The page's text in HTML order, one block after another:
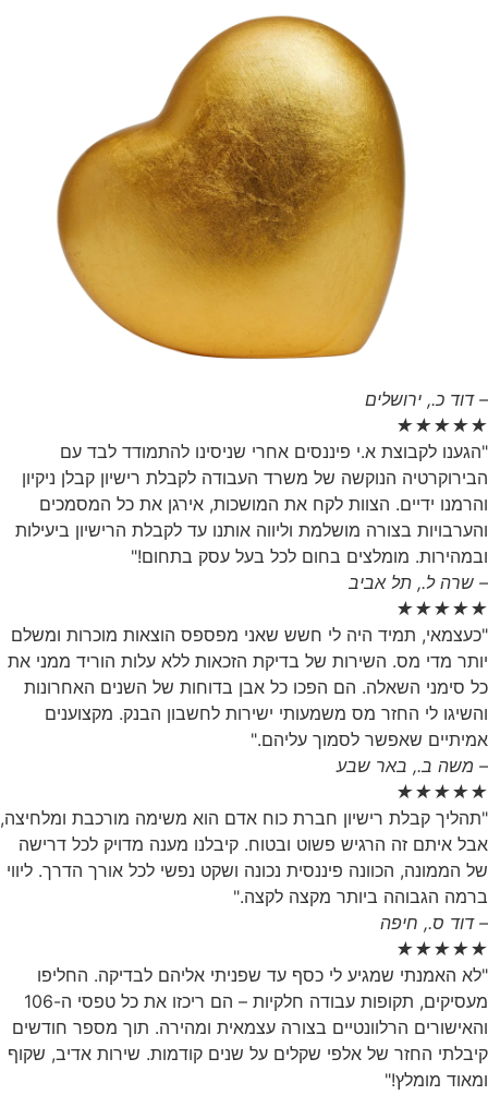
– דוד כ., ירושלים
★
★
★
★
★
"הגענו לקבוצת א.י פיננסים אחרי שניסינו להתמודד לבד עם
הבירוקרטיה הנוקשה של משרד העבודה לקבלת רישיון קבלן ניקיון
והרמנו ידיים. הצוות לקח את המושכות, אירגן את כל המסמכים
והערבויות בצורה מושלמת וליווה אותנו עד לקבלת הרישיון ביעילות
ובמהירות. מומלצים בחום לכל בעל עסק בתחום!"
– שרה ל., תל אביב
★
★
★
★
★
"כעצמאי, תמיד היה לי חשש שאני מפספס הוצאות מוכרות ומשלם
יותר מדי מס. השירות של בדיקת הזכאות ללא עלות הוריד ממני את
כל סימני השאלה. הם הפכו כל אבן בדוחות של השנים האחרונות
והשיגו לי החזר מס משמעותי ישירות לחשבון הבנק. מקצוענים
אמיתיים שאפשר לסמוך עליהם."
– משה ב., באר שבע
★
★
★
★
★
"תהליך קבלת רישיון חברת כוח אדם הוא משימה מורכבת ומלחיצה,
אבל איתם זה הרגיש פשוט ובטוח. קיבלנו מענה מדויק לכל דרישה
של הממונה, הכוונה פיננסית נכונה ושקט נפשי לכל אורך הדרך. ליווי
ברמה הגבוהה ביותר מקצה לקצה."
– דוד ס., חיפה
★
★
★
★
★
"לא האמנתי שמגיע לי כסף עד שפניתי אליהם לבדיקה. החליפו
מעסיקים, תקופות עבודה חלקיות – הם ריכזו את כל טפסי ה-106
והאישורים הרלוונטיים בצורה עצמאית ומהירה. תוך מספר חודשים
קיבלתי החזר של אלפי שקלים על שנים קודמות. שירות אדיב, שקוף
ומאוד מומלץ!"